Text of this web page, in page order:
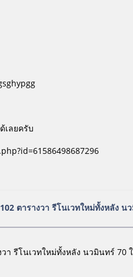
ลยครับ
ตารางวา รีโนเวทใหม่ทั้งหลัง
วา รีโนเวทใหม่ทั้งหลัง นวมินทร์ 70